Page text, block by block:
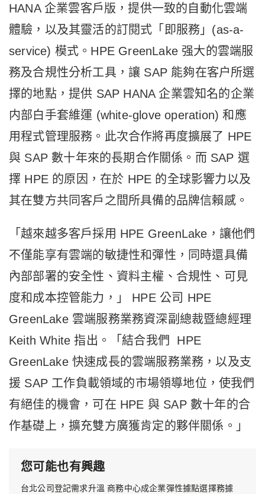
HANA 企業雲客戶版，提供一致的自動化雲端
體驗，以及其靈活的訂閱式「即服務」(as-a-
service) 模式。HPE GreenLake 强大的雲端服
務及合規性分析工具，讓 SAP 能夠在客户所選
擇的地點，提供 SAP HANA 企業雲知名的企業
内部白手套維運 (white-glove operation) 和應
用程式管理服務。此次合作將再度擴展了 HPE
與 SAP 數十年來的長期合作關係。而 SAP 選
擇 HPE 的原因，在於 HPE 的全球影響力以及
其在雙方共同客戶之間所具備的品牌信賴感。
「越來越多客戶採用 HPE GreenLake，讓他們
不僅能享有雲端的敏捷性和彈性，同時還具備
內部部署的安全性、資料主權、合規性、可見
度和成本控管能力，」 HPE 公司 HPE
GreenLake 雲端服務業務資深副總裁暨總經理
Keith White 指出。「結合我們 HPE
GreenLake 快速成長的雲端服務業務，以及支
援 SAP 工作負載領域的市場領導地位，使我們
有絕佳的機會，可在 HPE 與 SAP 數十年的合
作基礎上，擴充雙方廣獲肯定的夥伴關係。」
您可能也有興趣
台北公司登記需求升溫 商務中心成企業彈性據點選擇務據